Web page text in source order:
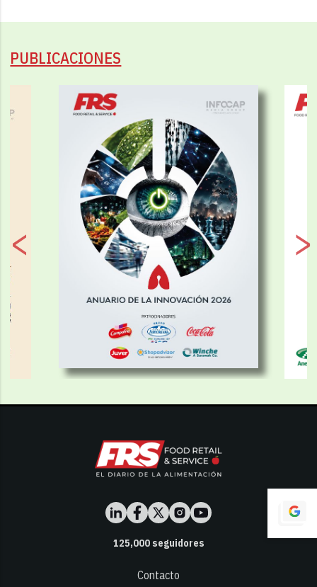
PUBLICACIONES
125,000seguidores
Contacto